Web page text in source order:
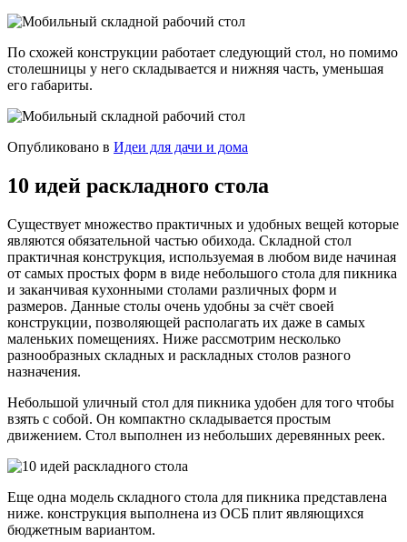
По схожей конструкции работает следующий стол, но помимо
столешницы у него складывается и нижняя часть, уменьшая
его габариты.
Опубликовано в Идеи для дачи и дома
10 идей раскладного стола
Существует множество практичных и удобных вещей которые
являются обязательной частью обихода. Складной стол
практичная конструкция, используемая в любом виде начиная
от самых простых форм в виде небольшого стола для пикника
и заканчивая кухонными столами различных форм и
размеров. Данные столы очень удобны за счёт своей
конструкции, позволяющей располагать их даже в самых
маленьких помещениях. Ниже рассмотрим несколько
разнообразных складных и раскладных столов разного
назначения.
Небольшой уличный стол для пикника удобен для того чтобы
взять с собой. Он компактно складывается простым
движением. Стол выполнен из небольших деревянных реек.
Еще одна модель складного стола для пикника представлена
ниже. конструкция выполнена из ОСБ плит являющихся
бюджетным вариантом.